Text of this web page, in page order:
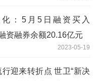
：5月5日融资买入
资融券余额20.16亿元
2023-05-19
迎来转折点 世卫“新决